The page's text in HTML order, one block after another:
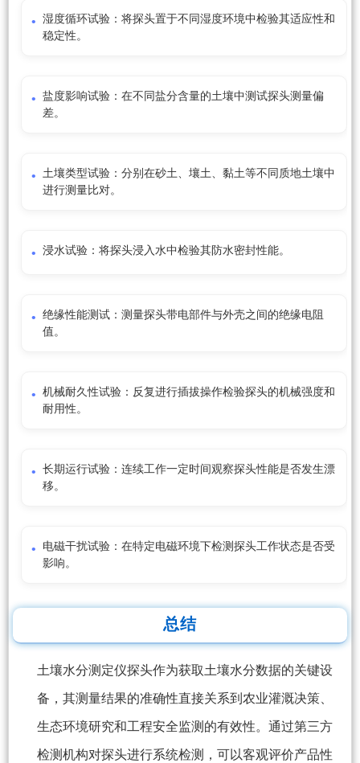
湿度循环试验：将探头置于不同湿度环境中检验其适应性和
稳定性。
盐度影响试验：在不同盐分含量的土壤中测试探头测量偏
差。
土壤类型试验：分别在砂土、壤土、黏土等不同质地土壤中
进行测量比对。
浸水试验：将探头浸入水中检验其防水密封性能。
绝缘性能测试：测量探头带电部件与外壳之间的绝缘电阻
值。
机械耐久性试验：反复进行插拔操作检验探头的机械强度和
耐用性。
长期运行试验：连续工作一定时间观察探头性能是否发生漂
移。
电磁干扰试验：在特定电磁环境下检测探头工作状态是否受
影响。
总结
土壤水分测定仪探头作为获取土壤水分数据的关键设
备，其测量结果的准确性直接关系到农业灌溉决策、
生态环境研究和工程安全监测的有效性。通过第三方
检测机构对探头进行系统检测，可以客观评价产品性